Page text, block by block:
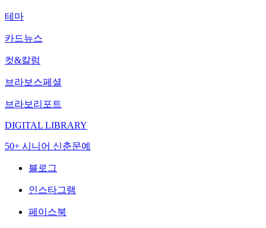
테마
카드뉴스
컷&칼럼
브라보스페셜
브라보리포트
DIGITAL LIBRARY
50+ 시니어 신춘문예
블로그
인스타그램
페이스북